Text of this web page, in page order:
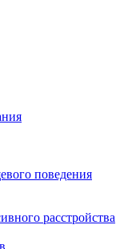
поведения
расстройства